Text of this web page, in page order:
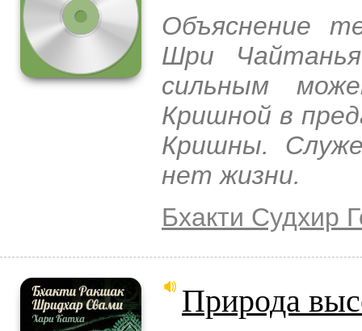
Объяснение
Шри
сильным
Кришной в
Кришны.
нет жизни.
Бхакти Судхир
Природа